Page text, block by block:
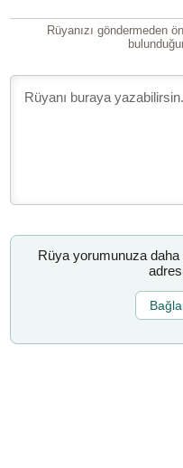
Rüyanızı göndermeden
Rüya yorumunuza